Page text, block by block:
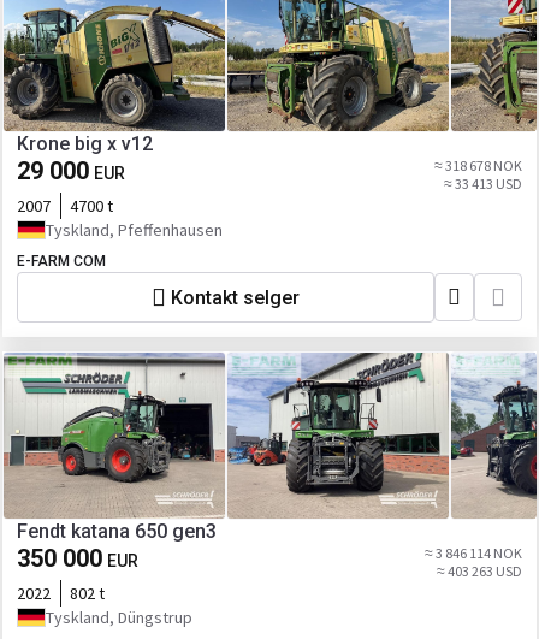
Krone big x v12
29 000 EUR
≈ 318 678 NOK
≈ 33 413 USD
2007
4700 t
Tyskland, Pfeffenhausen
E-FARM COM
Kontakt selger
Fendt katana 650 gen3
350 000 EUR
≈ 3 846 114 NOK
≈ 403 263 USD
2022
802 t
Tyskland, Düngstrup